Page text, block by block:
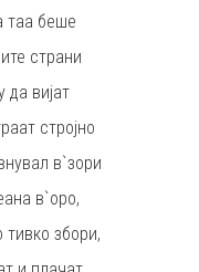
таа беше
страни
да вијат
стројно
в`зори
в`оро,
збори,